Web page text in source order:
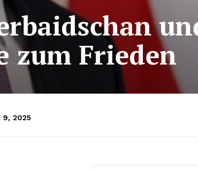
zum Frieden
9, 2025